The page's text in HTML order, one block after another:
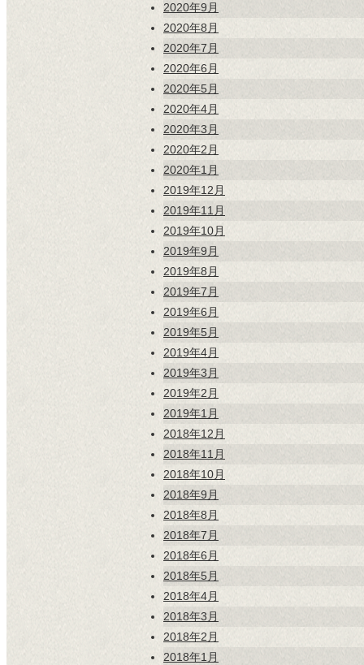
2020年9月
2020年8月
2020年7月
2020年6月
2020年5月
2020年4月
2020年3月
2020年2月
2020年1月
2019年12月
2019年11月
2019年10月
2019年9月
2019年8月
2019年7月
2019年6月
2019年5月
2019年4月
2019年3月
2019年2月
2019年1月
2018年12月
2018年11月
2018年10月
2018年9月
2018年8月
2018年7月
2018年6月
2018年5月
2018年4月
2018年3月
2018年2月
2018年1月